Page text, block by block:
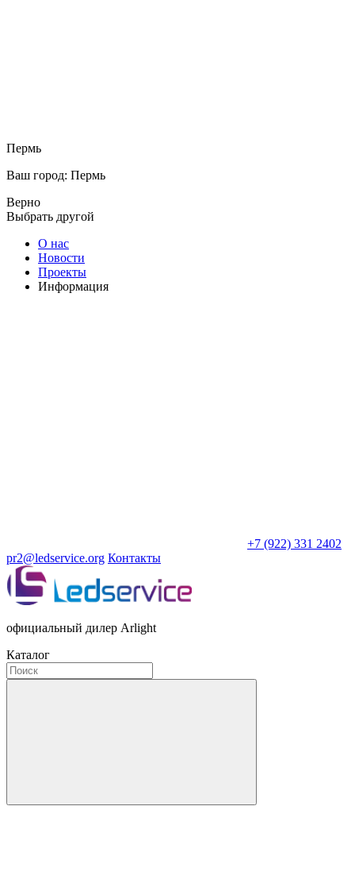
Пермь
Ваш город: Пермь
Верно
Выбрать другой
О нас
Новости
Проекты
Информация
+7 (922) 331 2402
pr2@ledservice.org Контакты
официальный дилер Arlight
Каталог